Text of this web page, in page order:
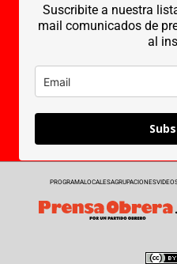
Suscribite a nuestra
mail comunicados de
al
PROGRAMALOCALESAGRUPACIONES